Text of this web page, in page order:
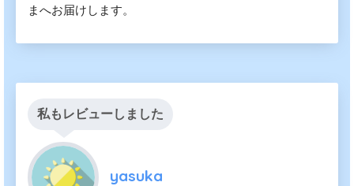
まへお届けします。
私もレビューしました
yasuka